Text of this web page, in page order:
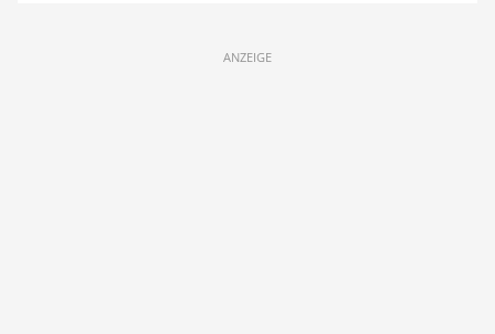
ANZEIGE